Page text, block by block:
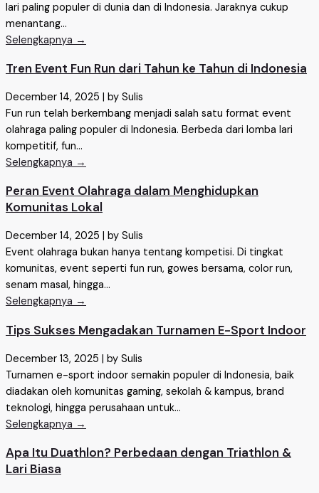
lari paling populer di dunia dan di Indonesia. Jaraknya cukup
menantang...
Selengkapnya →
Tren Event Fun Run dari Tahun ke Tahun di Indonesia
December 14, 2025
by Sulis
Fun run telah berkembang menjadi salah satu format event
olahraga paling populer di Indonesia. Berbeda dari lomba lari
kompetitif, fun...
Selengkapnya →
Peran Event Olahraga dalam Menghidupkan
Komunitas Lokal
December 14, 2025
by Sulis
Event olahraga bukan hanya tentang kompetisi. Di tingkat
komunitas, event seperti fun run, gowes bersama, color run,
senam masal, hingga...
Selengkapnya →
Tips Sukses Mengadakan Turnamen E-Sport Indoor
December 13, 2025 | by Sulis
Turnamen e-sport indoor semakin populer di Indonesia, baik
diadakan oleh komunitas gaming, sekolah & kampus, brand
teknologi, hingga perusahaan untuk...
Selengkapnya →
Apa Itu Duathlon? Perbedaan dengan Triathlon &
Lari Biasa